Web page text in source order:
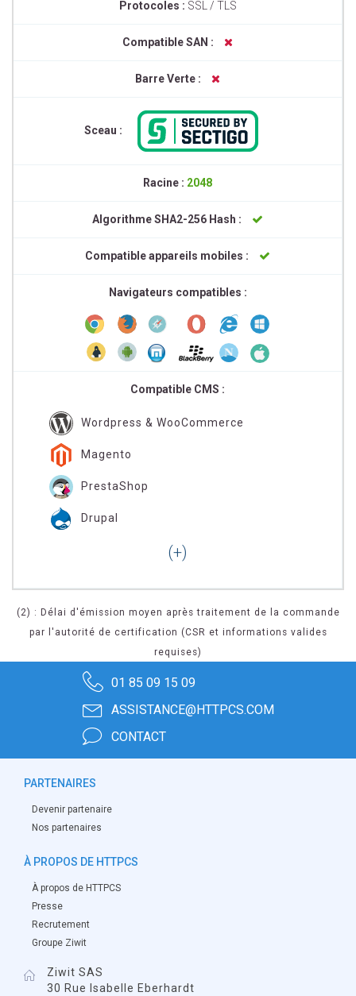
Protocoles : SSL / TLS
Compatible SAN :
Barre Verte :
Sceau :
Racine : 2048
Algorithme SHA2-256 Hash :
Compatible appareils mobiles :
Navigateurs compatibles :
Compatible CMS :
Wordpress & WooCommerce
Magento
PrestaShop
Drupal
(2) : Délai d'émission moyen après traitement de la commande
par l'autorité de certification (CSR et informations valides
requises)
01 85 09 15 09
ASSISTANCE@HTTPCS.COM
CONTACT
PARTENAIRES
Devenir partenaire
Nos partenaires
À PROPOS DE HTTPCS
À propos de HTTPCS
Presse
Recrutement
Groupe Ziwit
Ziwit SAS
30 Rue Isabelle Eberhardt